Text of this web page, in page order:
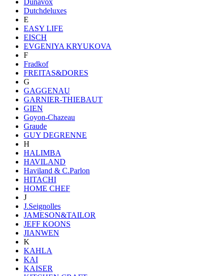
Dutchdeluxes
E
EASY LIFE
EISCH
EVGENIYA KRYUKOVA
F
Fradkof
FREITAS&DORES
G
GAGGENAU
GARNIER-THIEBAUT
GIEN
Goyon-Chazeau
Graude
GUY DEGRENNE
H
HALIMBA
HAVILAND
Haviland & C.Parlon
HITACHI
HOME CHEF
J
J.Seignolles
JAMESON&TAILOR
JEFF KOONS
JIANWEN
K
KAHLA
KAI
KAISER